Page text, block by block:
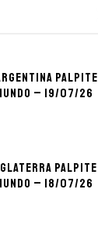
palpite
– 19/07/26
palpite
– 18/07/26